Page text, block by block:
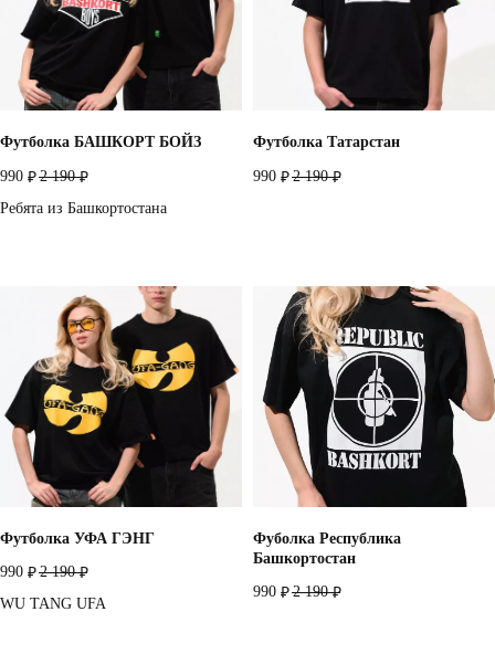
Футболка БАШКОРТ БОЙЗ
990 ₽ 2 190 ₽
Ребята из Башкортостана
Футболка Татарстан
990 ₽ 2 190 ₽
Футболка УФА ГЭНГ
990 ₽ 2 190 ₽
WU TANG UFA
Фуболка Республика
Башкортостан
990 ₽ 2 190 ₽